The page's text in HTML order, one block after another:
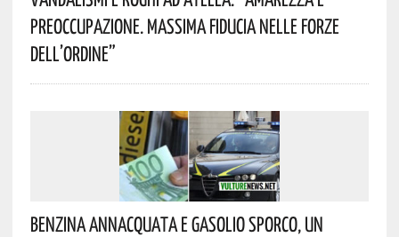
Preoccupazione. Massima Fiducia Nelle Forze
Dell’Ordine”
Benzina Annacquata E Gasolio Sporco, Un